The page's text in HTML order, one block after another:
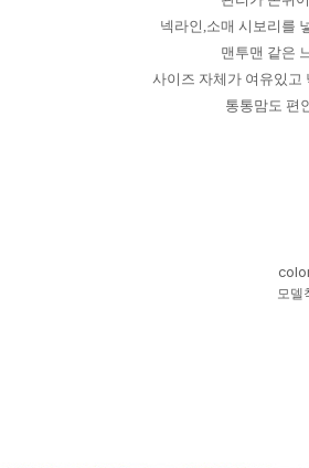
넥라인,소매 시보리를
맨투맨 같은
사이즈 자체가 여유있고
통통맘도 편
모델